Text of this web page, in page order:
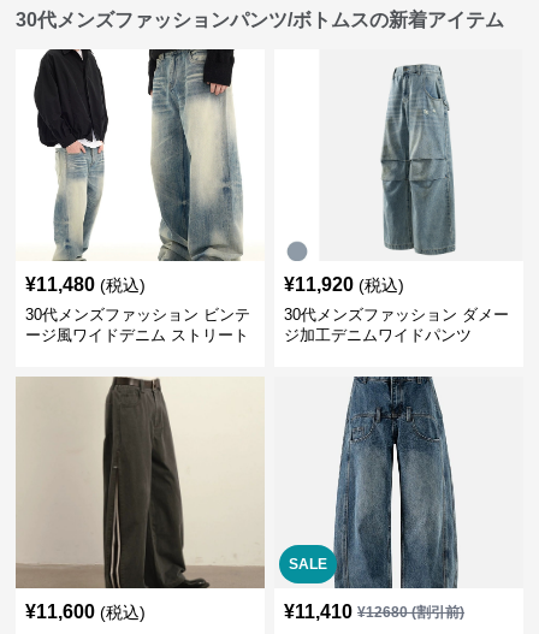
30代メンズファッションパンツ/ボトムスの新着アイテム
¥11,480 (税込)
30代メンズファッション ビンテ
ージ風ワイドデニム ストリート
¥11,920 (税込)
30代メンズファッション ダメー
ジ加工デニムワイドパンツ
¥11,600 (税込)
SALE
¥11,410 ¥12680(割引前)